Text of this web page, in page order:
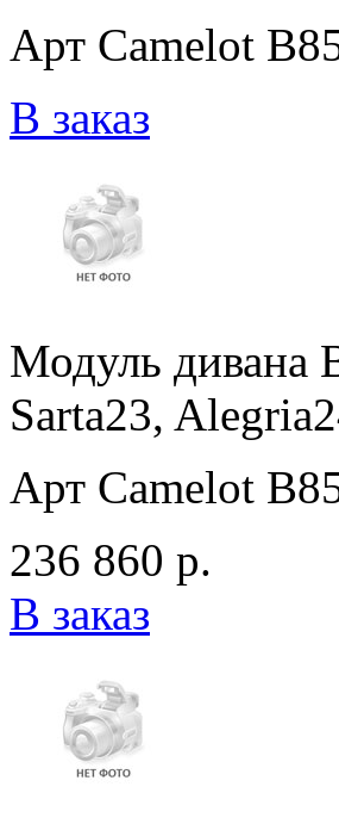
Арт Camelot
В заказ
Модуль дивана
Sarta23,
Арт Camelot
236 860 р.
В заказ